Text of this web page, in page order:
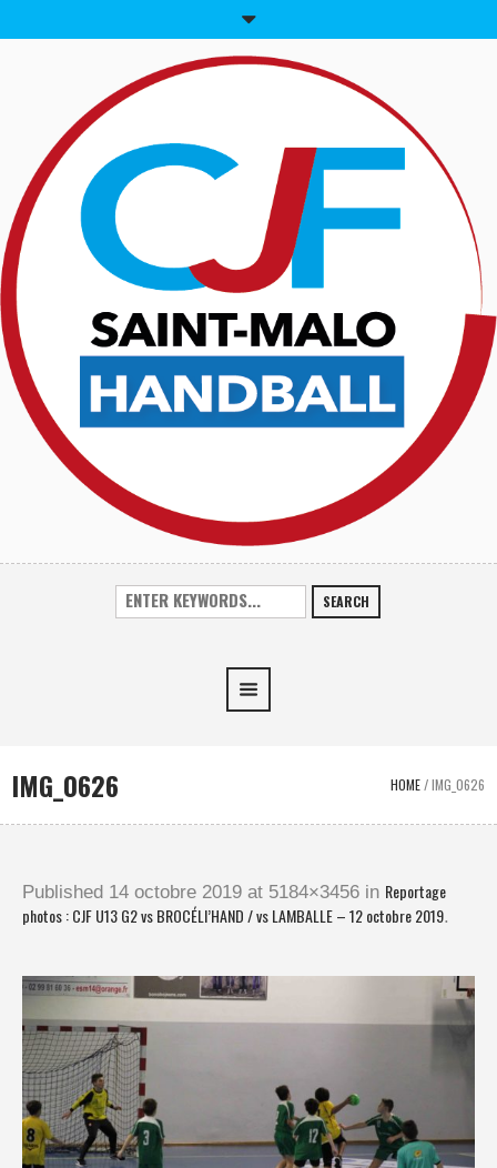
SEARCH
IMG_0626 HOME/IMG_0626
Published 14 octobre 2019 at 5184×3456 in Reportage
photos : CJF U13 G2 vs BROCÉLI’HAND / vs LAMBALLE – 12 octobre 2019.